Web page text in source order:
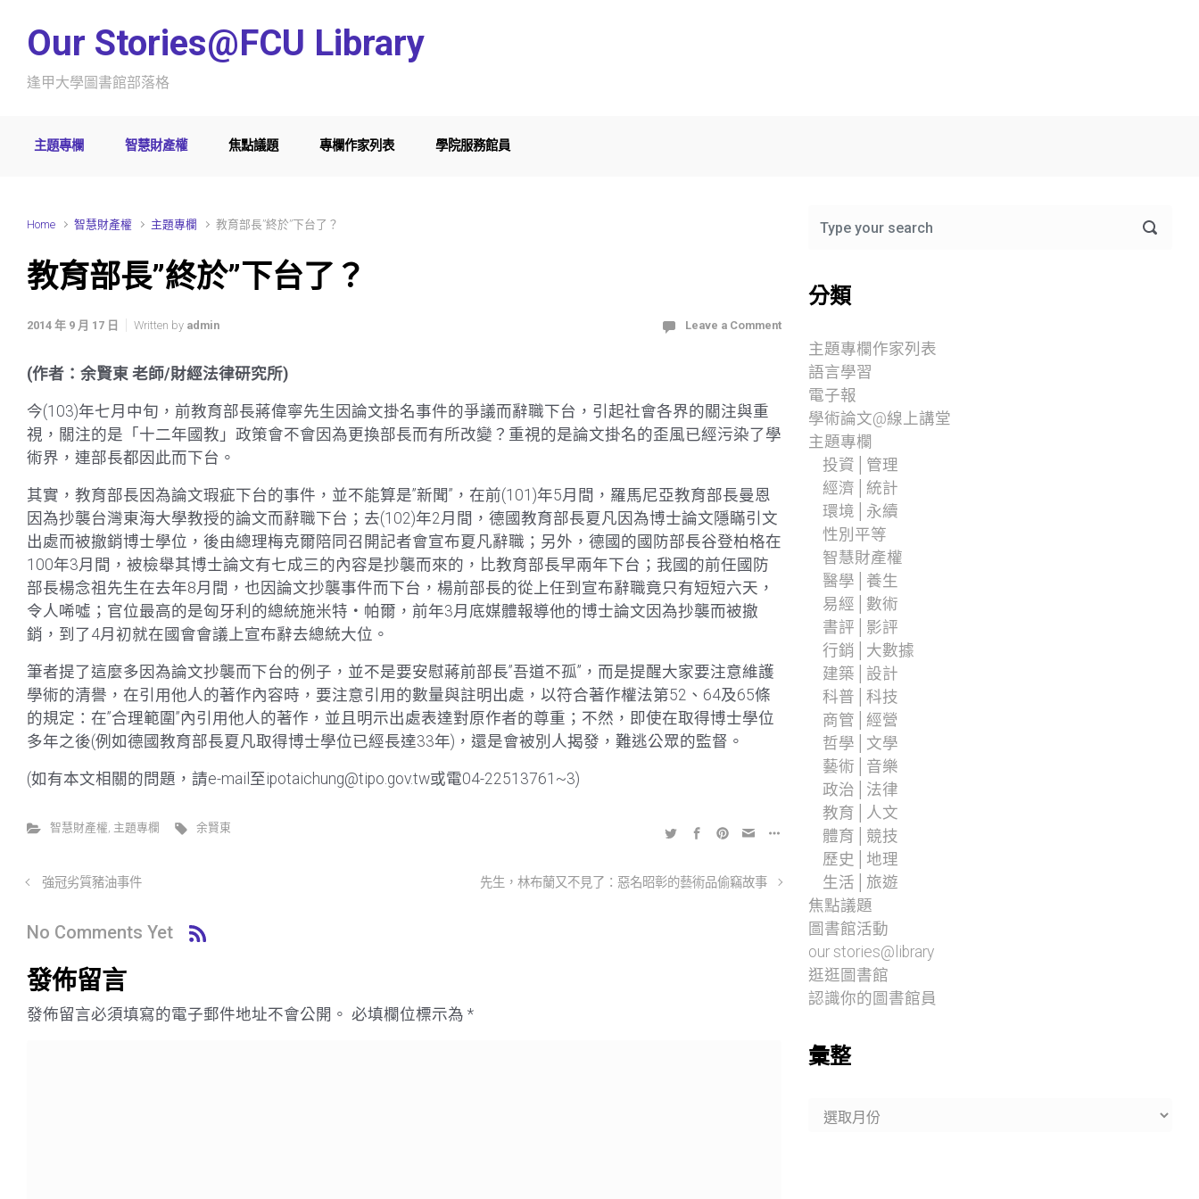
Our Stories@FCU Library
逢甲大學圖書館部落格
主題專欄 智慧財產權 焦點議題 專欄作家列表 學院服務館員
Home 智慧財產權 主題專欄 教育部長”終於”下台了？
教育部長”終於”下台了？
2014 年 9 月 17 日 Written by admin Leave a Comment
(作者：余賢東 老師/財經法律研究所)
今(103)年七月中旬，前教育部長蔣偉寧先生因論文掛名事件的爭議而辭職下台，引起社會各界的關注與重
視，關注的是「十二年國教」政策會不會因為更換部長而有所改變？重視的是論文掛名的歪風已經污染了學
術界，連部長都因此而下台。
其實，教育部長因為論文瑕疵下台的事件，並不能算是”新聞”，在前(101)年5月間，羅馬尼亞教育部長曼恩
因為抄襲台灣東海大學教授的論文而辭職下台；去(102)年2月間，德國教育部長夏凡因為博士論文隱瞞引文
出處而被撤銷博士學位，後由總理梅克爾陪同召開記者會宣布夏凡辭職；另外，德國的國防部長谷登柏格在
100年3月間，被檢舉其博士論文有七成三的內容是抄襲而來的，比教育部長早兩年下台；我國的前任國防
部長楊念祖先生在去年8月間，也因論文抄襲事件而下台，楊前部長的從上任到宣布辭職竟只有短短六天，
令人唏噓；官位最高的是匈牙利的總統施米特‧帕爾，前年3月底媒體報導他的博士論文因為抄襲而被撤
銷，到了4月初就在國會會議上宣布辭去總統大位。
筆者提了這麼多因為論文抄襲而下台的例子，並不是要安慰蔣前部長”吾道不孤”，而是提醒大家要注意維護
學術的清譽，在引用他人的著作內容時，要注意引用的數量與註明出處，以符合著作權法第52、64及65條
的規定：在”合理範圍”內引用他人的著作，並且明示出處表達對原作者的尊重；不然，即使在取得博士學位
多年之後(例如德國教育部長夏凡取得博士學位已經長達33年)，還是會被別人揭發，難逃公眾的監督。
(如有本文相關的問題，請e-mail至ipotaichung@tipo.gov.tw或電04-22513761~3)
智慧財產權, 主題專欄 余賢東
強冠劣質豬油事件 先生，林布蘭又不見了：惡名昭彰的藝術品偷竊故事
No Comments Yet
發佈留言
發佈留言必須填寫的電子郵件地址不會公開。 必填欄位標示為 *
分類
主題專欄作家列表
語言學習
電子報
學術論文@線上講堂
主題專欄
投資│管理
經濟│統計
環境│永續
性別平等
智慧財產權
醫學│養生
易經│數術
書評│影評
行銷│大數據
建築│設計
科普│科技
商管│經營
哲學│文學
藝術│音樂
政治│法律
教育│人文
體育│競技
歷史│地理
生活│旅遊
焦點議題
圖書館活動
our stories@library
逛逛圖書館
認識你的圖書館員
彙整